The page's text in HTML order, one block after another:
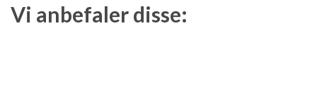
Vi anbefaler disse: